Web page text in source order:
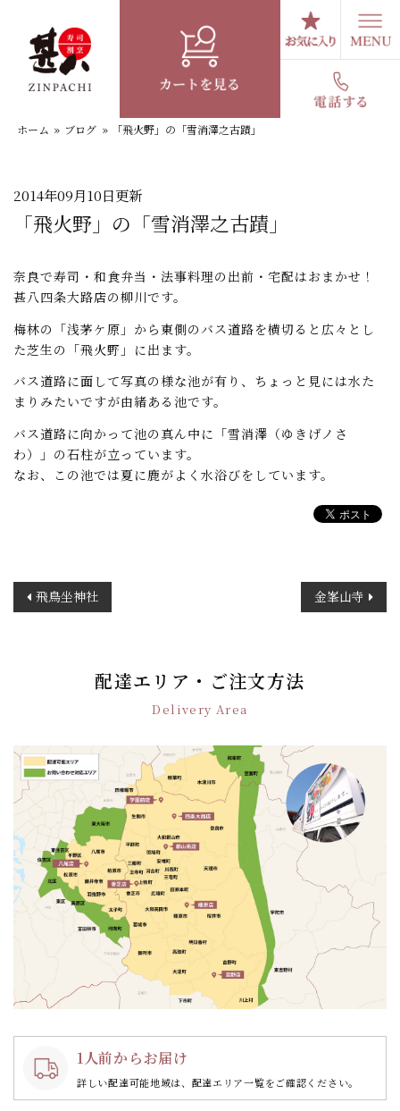
スタッフブログ
ホーム » ブログ » 「飛火野」の「雪消澤之古蹟」
2014年09月10日更新
「飛火野」の「雪消澤之古蹟」
奈良で寿司・和食弁当・法事料理の出前・宅配はおまかせ！
甚八四条大路店の柳川です。
梅林の「浅茅ケ原」から東側のバス道路を横切ると広々とし
た芝生の「飛火野」に出ます。
バス道路に面して写真の様な池が有り、ちょっと見には水た
まりみたいですが由緒ある池です。
バス道路に向かって池の真ん中に「雪消澤（ゆきげノさ
わ）」の石柱が立っています。
なお、この池では夏に鹿がよく水浴びをしています。
稿
ン
飛鳥坐神社 金峯山寺
配達エリア・ご注文方法
Delivery Area
1人前からお届け
詳しい配達可能地域は、配達エリア一覧をご確認ください。